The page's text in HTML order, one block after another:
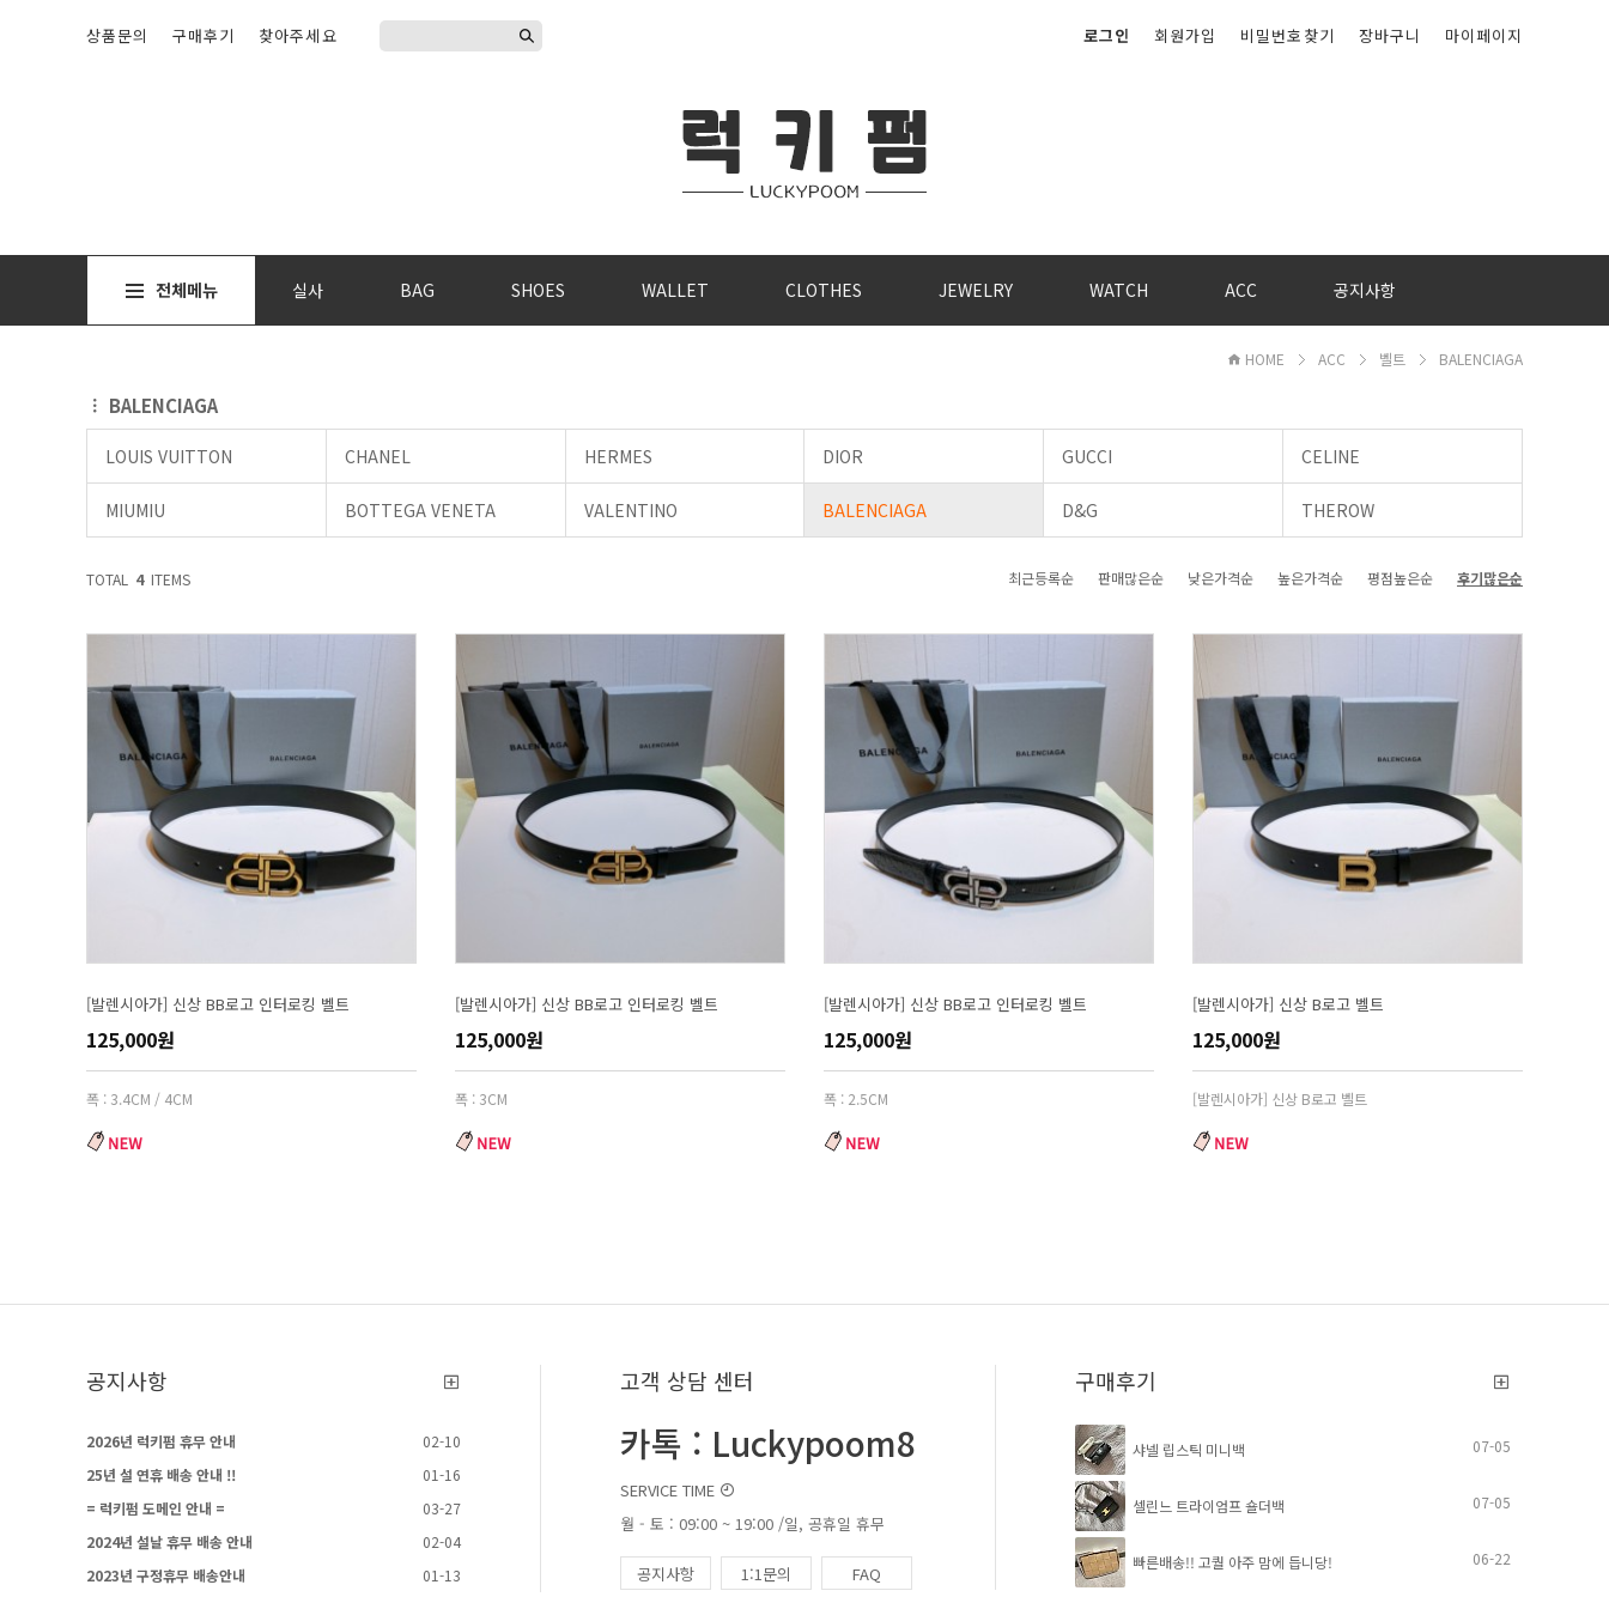
상품문의 구매후기 찾아주세요 로그인 회원가입 비밀번호찾기 장바구니 마이페이지
전체메뉴 실사 BAG SHOES WALLET CLOTHES JEWELRY WATCH ACC 공지사항
HOME ACC 벨트 BALENCIAGA
BALENCIAGA
LOUIS VUITTON CHANEL HERMES DIOR GUCCI CELINE
MIUMIU BOTTEGA VENETA VALENTINO BALENCIAGA D&G THEROW
TOTAL 4 ITEMS 최근등록순 판매많은순 낮은가격순 높은가격순 평점높은순 후기많은순
[발렌시아가] 신상 BB로고 인터로킹 벨트
125,000원
폭 : 3.4CM / 4CM
[발렌시아가] 신상 BB로고 인터로킹 벨트
125,000원
폭 : 3CM
[발렌시아가] 신상 BB로고 인터로킹 벨트
125,000원
폭 : 2.5CM
[발렌시아가] 신상 B로고 벨트
125,000원
[발렌시아가] 신상 B로고 벨트
공지사항
2026년 럭키펌 휴무 안내
02-10
25년 설 연휴 배송 안내 !!
01-16
= 럭키펌 도메인 안내 =
03-27
2024년 설날 휴무 배송 안내
02-04
2023년 구정휴무 배송안내
01-13
고객 상담 센터
카톡 : Luckypoom8
SERVICE TIME
월 - 토 : 09:00 ~ 19:00 /일, 공휴일 휴무
공지사항 1:1문의 FAQ
구매후기
샤넬 립스틱 미니백 07-05
셀린느 트라이엄프 숄더백 07-05
빠른배송!! 고퀄 아주 맘에 듭니당! 06-22